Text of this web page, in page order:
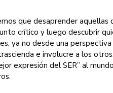
que desaprender aquellas
crítico y luego descubrir
ya no desde una
e involucre a los
expresión del SER” al